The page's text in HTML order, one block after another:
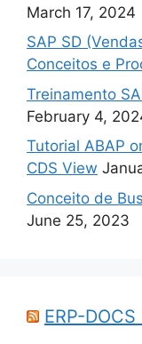
March 17, 2024
SAP SD
Conceitos e
Treinamento
February 4,
Tutorial ABAP
CDS View
Conceito de
June 25, 2023
ERP-DOCS